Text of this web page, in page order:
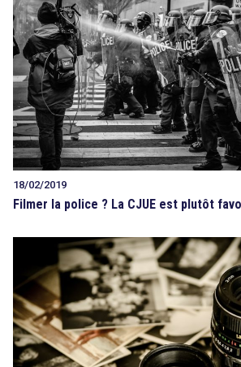
18/02/2019
Filmer la police ? La CJUE est plutôt